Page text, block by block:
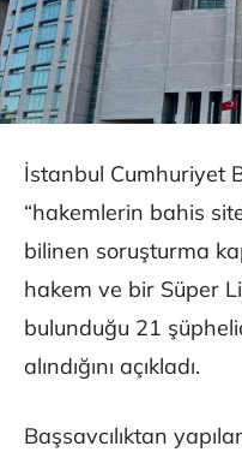
İstanbul Cumhuriyet
“hakemlerin bahis
bilinen soruşturma
hakem ve bir Süper
bulunduğu 21
alındığını açıkladı.
Başsavcılıktan